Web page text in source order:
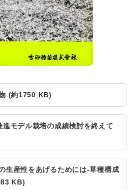
(約1750 KB)
モデル栽培の成績検討を終えて
生産性をあげるためには-草種構成
KB)